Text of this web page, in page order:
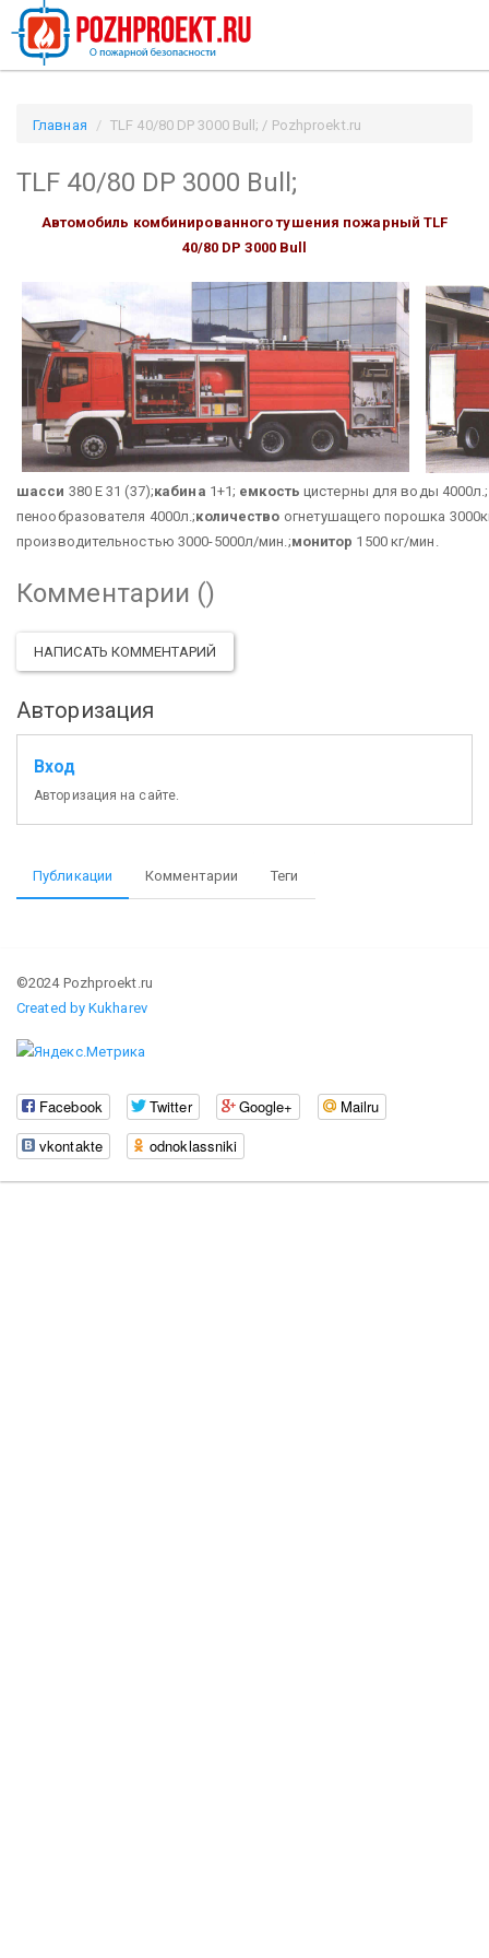
Главная TLF 40/80 DP 3000 Bull; / Pozhproekt.ru
TLF 40/80 DP 3000 Bull;
Автомобиль комбинированного тушения пожарный TLF
40/80 DP 3000 Bull
шасси 380 Е 31 (37);кабина 1+1; емкость цистерны для воды 4000л.;
пенообразователя 4000л.;количество огнетушащего порошка
производительностью 3000-5000л/мин.;монитор 1500 кг/мин.
Комментарии ()
НАПИСАТЬ КОММЕНТАРИЙ
Авторизация
Вход
Авторизация на сайте.
Публикации Комментарии Теги
©2024 Pozhproekt.ru
Created by Kukharev
Facebook Twitter Google+
Mailru
vkontakte
odnoklassniki